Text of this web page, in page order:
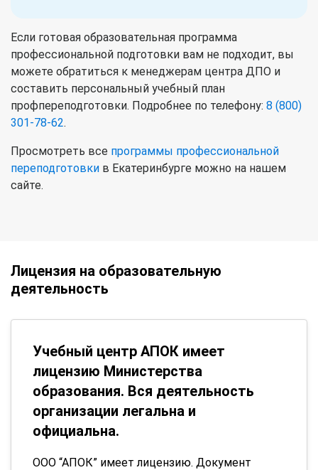
Если готовая образовательная программа
профессиональной подготовки вам не подходит, вы
можете обратиться к менеджерам центра ДПО и
составить персональный учебный план
профпереподготовки. Подробнее по телефону: 8 (800)
301-78-62.
Просмотреть все программы профессиональной
переподготовки в Екатеринбурге можно на нашем
сайте.
Лицензия на образовательную
деятельность
Учебный центр АПОК имеет
лицензию Министерства
образования. Вся деятельность
организации легальна и
официальна.
ООО “АПОК” имеет лицензию. Документ